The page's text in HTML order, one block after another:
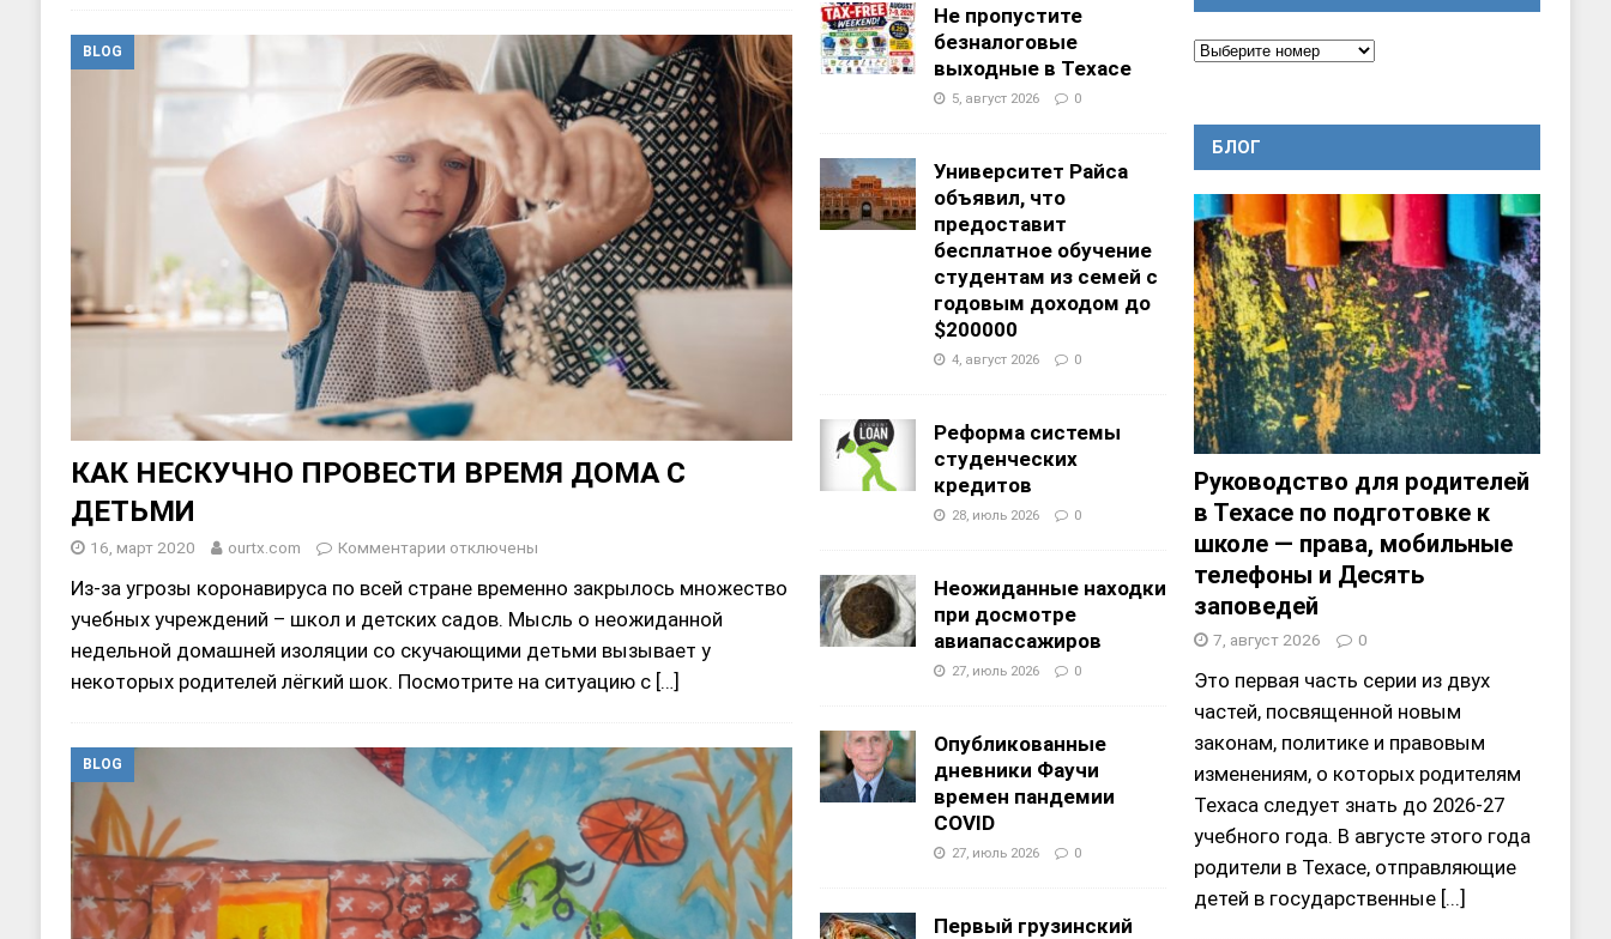
BLOG
КАК НЕСКУЧНО ПРОВЕСТИ ВРЕМЯ ДОМА С
ДЕТЬМИ
16, март 2020 ourtx.com Комментарии отключены
Из-за угрозы коронавируса по всей стране временно закрылось множество
учебных учреждений – школ и детских садов. Мысль о неожиданной
недельной домашней изоляции со скучающими детьми вызывает у
некоторых родителей лёгкий шок. Посмотрите на ситуацию с […]
BLOG
Не пропустите
безналоговые
выходные в Техасе
5, август 2026 0
Университет Райса
объявил, что
предоставит
бесплатное обучение
студентам из семей с
годовым доходом до
$200000
4, август 2026 0
Реформа системы
студенческих
кредитов
28, июль 2026 0
Неожиданные находки
при досмотре
авиапассажиров
27, июль 2026 0
Опубликованные
дневники Фаучи
времен пандемии
COVID
27, июль 2026 0
Первый грузинский
БЛОГ
Руководство для родителей
в Техасе по подготовке к
школе — права, мобильные
телефоны и Десять
заповедей
7, август 2026 0
Это первая часть серии из двух
частей, посвященной новым
законам, политике и правовым
изменениям, о которых родителям
Техаса следует знать до 2026-27
учебного года. В августе этого года
родители в Техасе, отправляющие
детей в государственные [...]